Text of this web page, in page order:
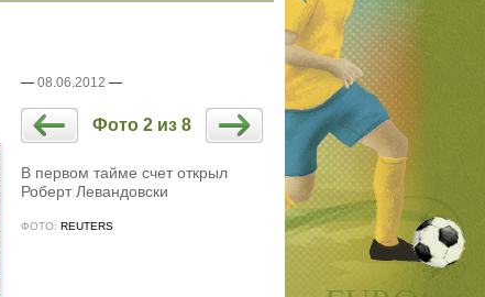
— 08.06.2012 —
Фото 2 из 8
В первом тайме счет открыл
Роберт Левандовски
ФОТО: REUTERS